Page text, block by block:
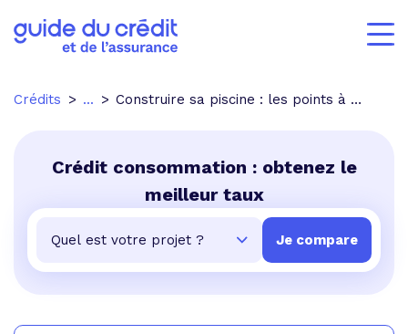
Crédits ... Construire sa piscine : les points à connaître
Crédit consommation : obtenez le
meilleur taux